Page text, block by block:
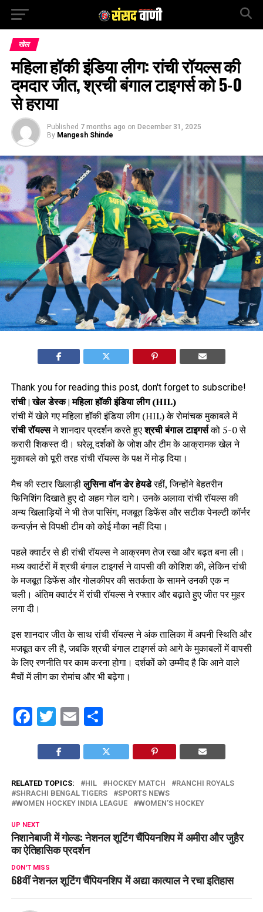
खेल
महिला हॉकी इंडिया लीग: रांची रॉयल्स की
दमदार जीत, श्रची बंगाल टाइगर्स को 5-0
से हराया
Published 7 months ago on December 31, 2025
By Mangesh Shinde
Thank you for reading this post, don't forget to subscribe!
रांची | खेल डेस्क | महिला हॉकी इंडिया लीग (HIL)
रांची में खेले गए महिला हॉकी इंडिया लीग (HIL) के रोमांचक मुकाबले में
रांची रॉयल्सने शानदार प्रदर्शन करते हुएश्रची बंगाल टाइगर्सको 5-0 से
करारी शिकस्त दी। घरेलू दर्शकों के जोश और टीम के आक्रामक खेल ने
मुकाबले को पूरी तरह रांची रॉयल्स के पक्ष में मोड़ दिया।
मैच की स्टार खिलाड़ीलुसिना वॉन डेर हेयडेरहीं, जिन्होंने बेहतरीन
फिनिशिंग दिखाते हुए दो अहम गोल दागे। उनके अलावा रांची रॉयल्स की
अन्य खिलाड़ियों ने भी तेज पासिंग, मजबूत डिफेंस और सटीक पेनल्टी कॉर्नर
कन्वर्ज़न से विपक्षी टीम को कोई मौका नहीं दिया।
पहले क्वार्टर से ही रांची रॉयल्स ने आक्रमण तेज रखा और बढ़त बना ली।
मध्य क्वार्टरों में श्रची बंगाल टाइगर्स ने वापसी की कोशिश की, लेकिन रांची
के मजबूत डिफेंस और गोलकीपर की सतर्कता के सामने उनकी एक न
चली। अंतिम क्वार्टर में रांची रॉयल्स ने रफ्तार और बढ़ाते हुए जीत पर मुहर
लगा दी।
इस शानदार जीत के साथ रांची रॉयल्स ने अंक तालिका में अपनी स्थिति और
मजबूत कर ली है, जबकि श्रची बंगाल टाइगर्स को आगे के मुकाबलों में वापसी
के लिए रणनीति पर काम करना होगा। दर्शकों को उम्मीद है कि आने वाले
मैचों में लीग का रोमांच और भी बढ़ेगा।
Facebook
Twitter
EmailShare
RELATED TOPICS: HIL HOCKEY MATCH
RANCHI ROYALS
SHRACHI BENGAL TIGERS
SPORTS NEWS
WOMEN HOCKEY INDIA LEAGUE
WOMEN’S HOCKEY
UP NEXT
निशानेबाजी में गोल्ड: नेशनल शूटिंग चैंपियनशिप में अमीरा और जुहैर
का ऐतिहासिक प्रदर्शन
DON'T MISS
68वीं नेशनल शूटिंग चैंपियनशिप में अद्या कात्याल ने रचा इतिहास